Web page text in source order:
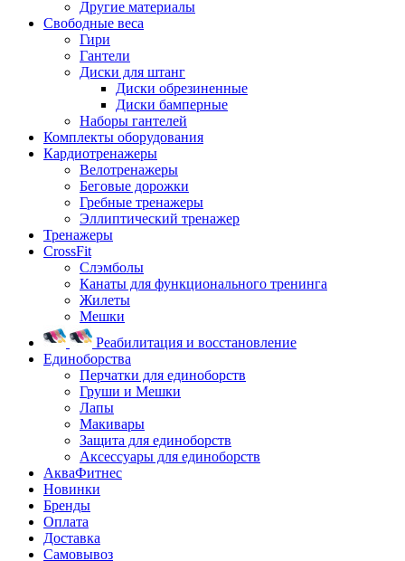
Другие материалы
Свободные веса
Гири
Гантели
Диски для штанг
Диски обрезиненные
Диски бамперные
Наборы гантелей
Комплекты оборудования
Кардиотренажеры
Велотренажеры
Беговые дорожки
Гребные тренажеры
Эллиптический тренажер
Тренажеры
CrossFit
Слэмболы
Канаты для функционального тренинга
Жилеты
Мешки
Реабилитация и восстановление
Единоборства
Перчатки для единоборств
Груши и Мешки
Лапы
Макивары
Защита для единоборств
Аксессуары для единоборств
АкваФитнес
Новинки
Бренды
Оплата
Доставка
Самовывоз